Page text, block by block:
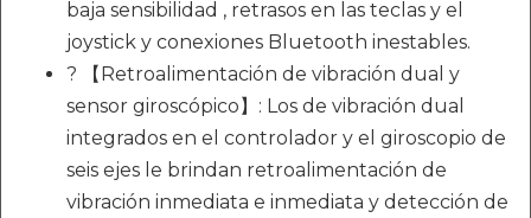
baja sensibilidad , retrasos en las teclas y el
joystick y conexiones Bluetooth inestables.
? 【Retroalimentación de vibración dual y
sensor giroscópico】: Los de vibración dual
integrados en el controlador y el giroscopio de
seis ejes le brindan retroalimentación de
vibración inmediata e inmediata y detección de